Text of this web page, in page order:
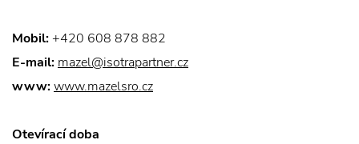
Mobil: +420 608 878 882
E-mail: mazel@isotrapartner.cz
www:www.mazelsro.cz
Otevírací doba